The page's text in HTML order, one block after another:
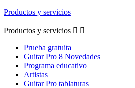
Productos y servicios
Productos y servicios  
Prueba gratuita
Guitar Pro 8 Novedades
Programa educativo
Artistas
Guitar Pro tablaturas